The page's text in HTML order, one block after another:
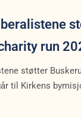
run
støtter
til Kirkens